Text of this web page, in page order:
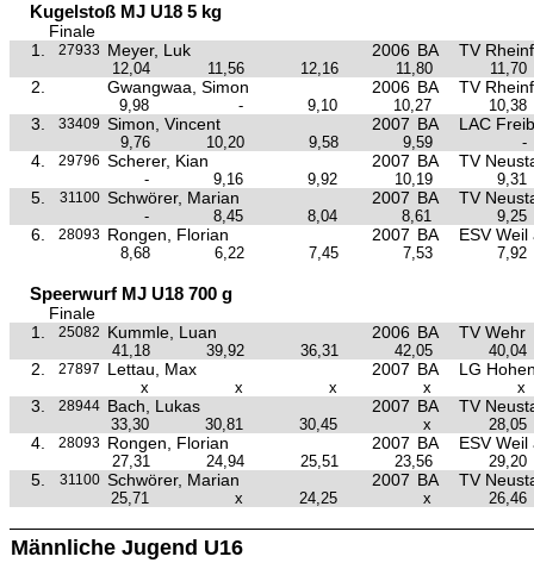
Kugelstoß MJ U18 5 kg
Finale
1.
27933 Meyer, Luk 2006 BA TV
12,04 11,56 12,16 11,80 11,70
2. Gwangwaa, Simon 2006 BA TV
9,98 - 9,10 10,27 10,38
3. 33409 Simon, Vincent 2007 BA LAC
9,76 10,20 9,58 9,59 -
4. 29796 Scherer, Kian 2007 BA TV
- 9,16 9,92 10,19 9,31
5. 31100 Schwörer, Marian 2007 BA TV
- 8,45 8,04 8,61 9,25
6. 28093 Rongen, Florian 2007 BA ESV
8,68 6,22 7,45 7,53 7,92
Speerwurf MJ U18 700 g
Finale
1.
25082 Kummle, Luan 2006 BA TV Wehr
41,18 39,92 36,31 42,05 40,04
2. 27897 Lettau, Max 2007 BA LG
x x x x x
3. 28944 Bach, Lukas 2007 BA TV
33,30 30,81 30,45 x 28,05
4. 28093 Rongen, Florian 2007 BA ESV
27,31 24,94 25,51 23,56 29,20
5. 31100 Schwörer, Marian 2007 BA TV
25,71 x 24,25 x 26,46
Männliche Jugend U16